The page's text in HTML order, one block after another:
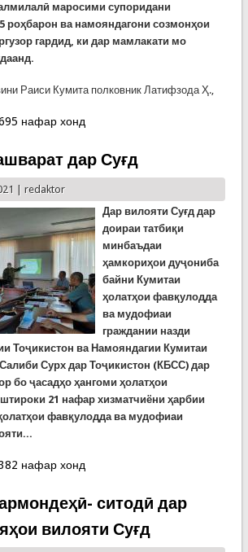
маросими супоридани
роҳбарон ва намояндагони созмонҳои
гардид, ки дар мамлакати мо
Раиси Кумита полковник Латифзода Ҳ.,
КҲФ ба созмонҳои байналмилалӣ
нафар хонд
дар Суғд
| redaktor
Дар вилояти Суғд дар
доираи татбиқи
минбаъдаи
ҳамкориҳои дуҷониба
байни Кумитаи
ҳолатҳои фавқулодда
ва мудофиаи
граждании назди
Тоҷикистон ва Намояндагии Кумитаи
Сурх дар Тоҷикистон (КБСС) дар
бо ҷасадҳо ҳангоми ҳолатҳои
21 нафар хизматчиёни ҳарбии
фавқулодда ва мудофиаи
машварат дар Суғд
нафар хонд
ситодӣ дар
вилояти Суғд